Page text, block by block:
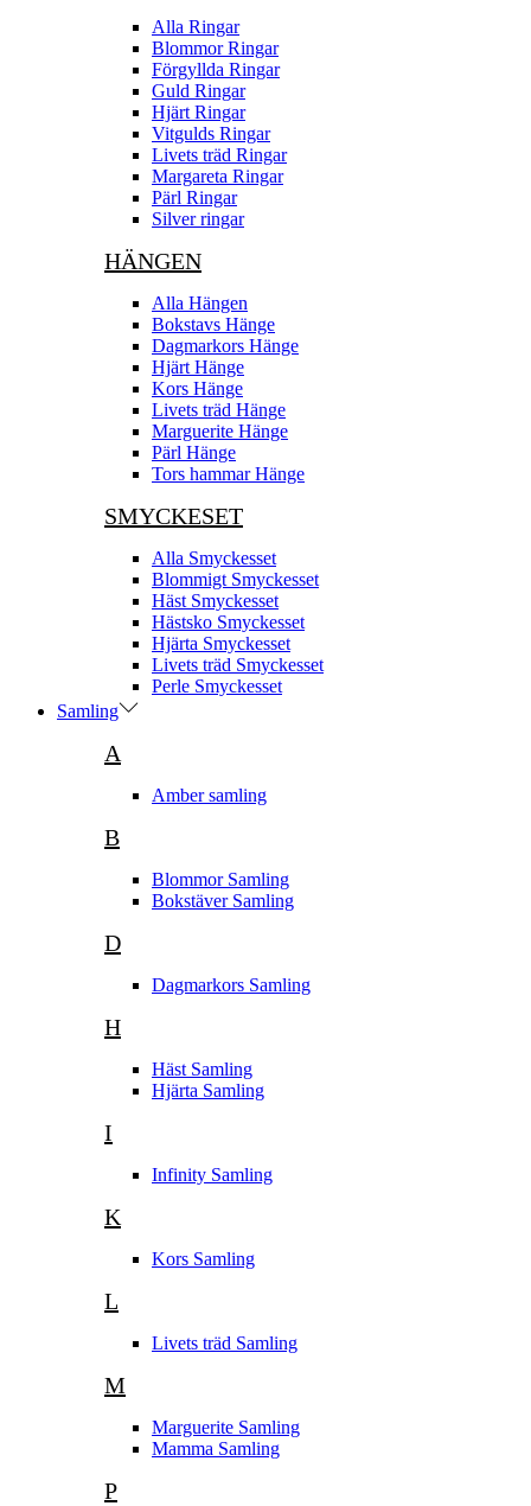
Alla Ringar
Blommor Ringar
Förgyllda Ringar
Guld Ringar
Hjärt Ringar
Vitgulds Ringar
Livets träd Ringar
Margareta Ringar
Pärl Ringar
Silver ringar
HÄNGEN
Alla Hängen
Bokstavs Hänge
Dagmarkors Hänge
Hjärt Hänge
Kors Hänge
Livets träd Hänge
Marguerite Hänge
Pärl Hänge
Tors hammar Hänge
SMYCKESET
Alla Smyckesset
Blommigt Smyckesset
Häst Smyckesset
Hästsko Smyckesset
Hjärta Smyckesset
Livets träd Smyckesset
Perle Smyckesset
Samling
A
Amber samling
B
Blommor Samling
Bokstäver Samling
D
Dagmarkors Samling
H
Häst Samling
Hjärta Samling
I
Infinity Samling
K
Kors Samling
L
Livets träd Samling
M
Marguerite Samling
Mamma Samling
P